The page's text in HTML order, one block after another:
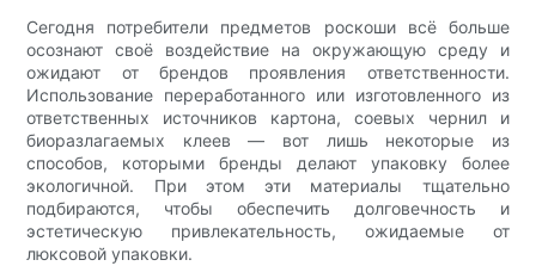
Сегодня потребители предметов роскоши всё больше
осознают своё воздействие на окружающую среду и
ожидают от брендов проявления ответственности.
Использование переработанного или изготовленного из
ответственных источников картона, соевых чернил и
биоразлагаемых клеев — вот лишь некоторые из
способов, которыми бренды делают упаковку более
экологичной. При этом эти материалы тщательно
подбираются, чтобы обеспечить долговечность и
эстетическую привлекательность, ожидаемые от
люксовой упаковки.